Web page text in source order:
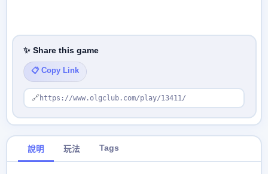
✨ Share this game
📋 Copy Link
🔗 https://www.olgclub.com/play/13411/
說明 玩法 Tags